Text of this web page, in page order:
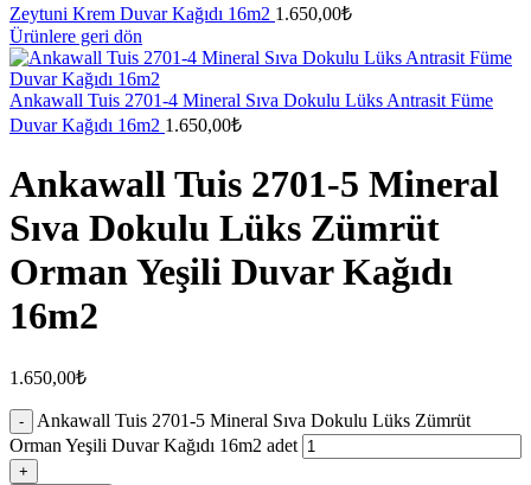
Zeytuni Krem Duvar Kağıdı 16m2 1.650,00₺
Ürünlere geri dön
Ankawall Tuis 2701-4 Mineral Sıva Dokulu Lüks Antrasit Füme
Duvar Kağıdı 16m2 1.650,00₺
Ankawall Tuis 2701-5 Mineral
Sıva Dokulu Lüks Zümrüt
Orman Yeşili Duvar Kağıdı
16m2
1.650,00₺
Ankawall Tuis 2701-5 Mineral Sıva Dokulu Lüks Zümrüt
Orman Yeşili Duvar Kağıdı 16m2 adet